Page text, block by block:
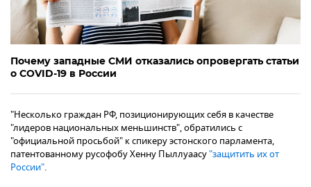
Почему западные СМИ отказались опровергать статьи
о COVID-19 в России
"Несколько граждан РФ, позиционирующих себя в качестве
"лидеров национальных меньшинств", обратились с
"официальной просьбой" к спикеру эстонского парламента,
патентованному русофобу Хенну Пыллуаасу"защитить их от
России".